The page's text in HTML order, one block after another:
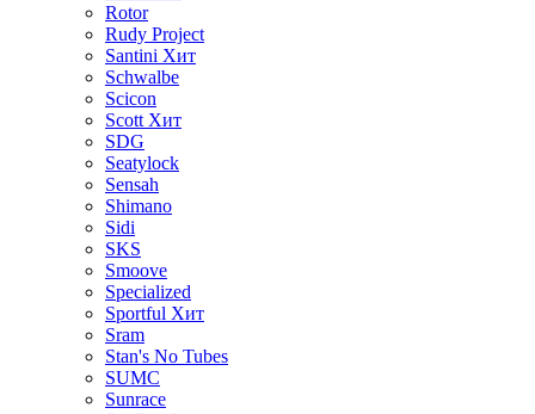
Rotor
Rudy Project
Santini Хит
Schwalbe
Scicon
Scott Хит
SDG
Seatylock
Sensah
Shimano
Sidi
SKS
Smoove
Specialized
Sportful Хит
Sram
Stan's No Tubes
SUMC
Sunrace